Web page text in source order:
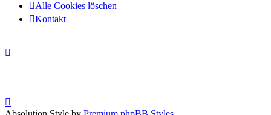
Alle Cookies löschen
Kontakt